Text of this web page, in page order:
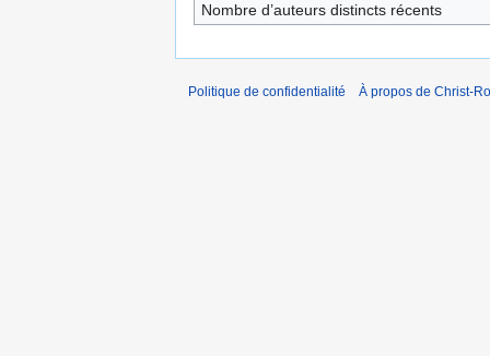
Nombre d’auteurs distincts récents
Politique de confidentialité À propos de Christ-